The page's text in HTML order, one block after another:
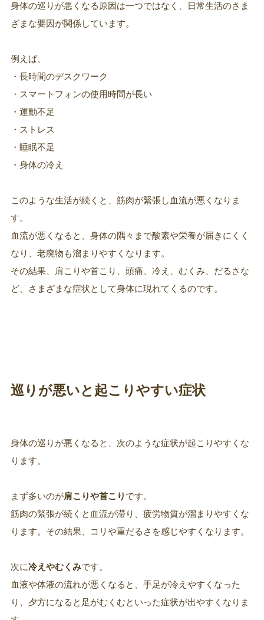
身体の巡りが悪くなる原因は一つではなく、日常生活のさま
ざまな要因が関係しています。
例えば、
・長時間のデスクワーク
・スマートフォンの使用時間が長い
・運動不足
・ストレス
・睡眠不足
・身体の冷え
このような生活が続くと、筋肉が緊張し血流が悪くなりま
す。
血流が悪くなると、身体の隅々まで酸素や栄養が届きにくく
なり、老廃物も溜まりやすくなります。
その結果、肩こりや首こり、頭痛、冷え、むくみ、だるさな
ど、さまざまな症状として身体に現れてくるのです。
巡りが悪いと起こりやすい症状
身体の巡りが悪くなると、次のような症状が起こりやすくな
ります。
まず多いのが肩こりや首こり です。
筋肉の緊張が続くと血流が滞り、疲労物質が溜まりやすくな
ります。その結果、コリや重だるさを感じやすくなります。
次に冷えやむくみです。
血液や体液の流れが悪くなると、手足が冷えやすくなった
り、夕方になると足がむくむといった症状が出やすくなりま